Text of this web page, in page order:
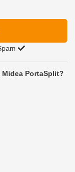
Midea PortaSplit?